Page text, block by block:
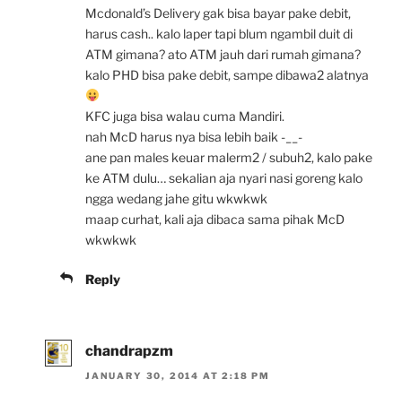
Mcdonald’s Delivery gak bisa bayar pake debit,
harus cash.. kalo laper tapi blum ngambil duit di
ATM gimana? ato ATM jauh dari rumah gimana?
kalo PHD bisa pake debit, sampe dibawa2 alatnya
KFC juga bisa walau cuma Mandiri.
nah McD harus nya bisa lebih baik -__-
ane pan males keuar malerm2 / subuh2, kalo pake
ke ATM dulu… sekalian aja nyari nasi goreng kalo
ngga wedang jahe gitu wkwkwk
maap curhat, kali aja dibaca sama pihak McD
wkwkwk
Reply
chandrapzm
JANUARY 30, 2014 AT 2:18 PM